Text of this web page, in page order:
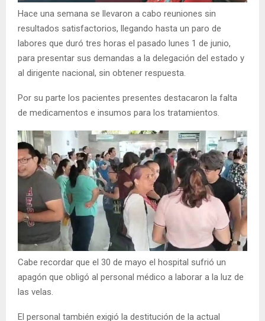
Hace una semana se llevaron a cabo reuniones sin
resultados satisfactorios, llegando hasta un paro de
labores que duró tres horas el pasado lunes 1 de junio,
para presentar sus demandas a la delegación del estado y
al dirigente nacional, sin obtener respuesta.
Por su parte los pacientes presentes destacaron la falta
de medicamentos e insumos para los tratamientos.
Cabe recordar que el 30 de mayo el hospital sufrió un
apagón que obligó al personal médico a laborar a la luz de
las velas.
El personal también exigió la destitución de la actual